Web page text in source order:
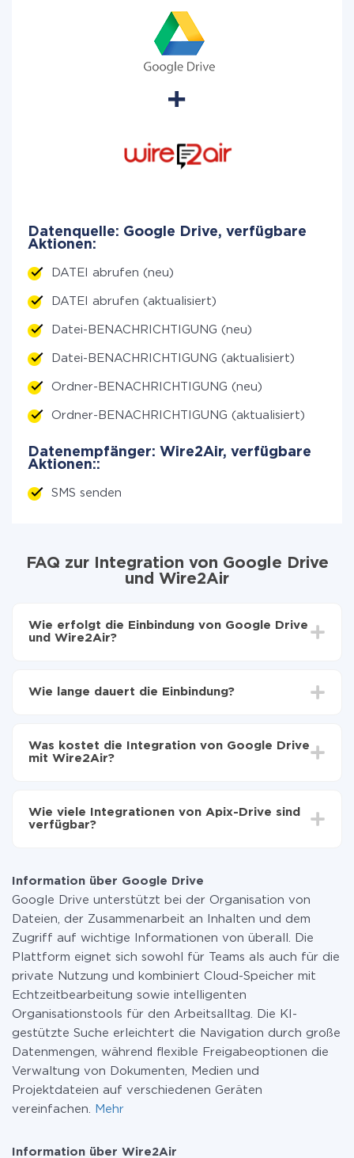
Datenquelle: Google Drive, verfügbare
Aktionen:
DATEI abrufen (neu)
DATEI abrufen (aktualisiert)
Datei-BENACHRICHTIGUNG (neu)
Datei-BENACHRICHTIGUNG (aktualisiert)
Ordner-BENACHRICHTIGUNG (neu)
Ordner-BENACHRICHTIGUNG (aktualisiert)
Datenempfänger: Wire2Air, verfügbare
Aktionen::
SMS senden
FAQ zur Integration von Google Drive
und Wire2Air
Wie erfolgt die Einbindung von Google Drive
und Wire2Air?
Wire2Air zu übertragen
Drive auf Wire2Air übertragen
Wie lange dauert die Einbindung?
Im Durchschnitt dauert es 10-15 Minuten.
Was kostet die Integration von Google Drive
mit Wire2Air?
zahlen nur für die Datenmenge, die über unseren
Service von einem System auf ein anderes übertragen
Weitere Informationen zu
Tarifen
Wie viele Integrationen von Apix-Drive sind
verfügbar?
Information über Google Drive
Google Drive unterstützt bei der Organisation von
Dateien, der Zusammenarbeit an Inhalten und dem
Zugriff auf wichtige Informationen von überall. Die
Plattform eignet sich sowohl für Teams als auch für die
private Nutzung und kombiniert Cloud-Speicher mit
Echtzeitbearbeitung sowie intelligenten
Organisationstools für den Arbeitsalltag. Die KI-
gestützte Suche erleichtert die Navigation durch große
Datenmengen, während flexible Freigabeoptionen die
Verwaltung von Dokumenten, Medien und
Projektdateien auf verschiedenen Geräten
vereinfachen.
Mehr
Information über Wire2Air